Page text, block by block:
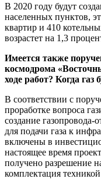
В 2020 году будут
населенных пунктов,
квартир и 410
возрастет на 1,3
Имеется также
космодрома
ходе работ? Когда газ
В соответствии с
проработке вопроса
создание газопровода-
для подачи газа к
включены в
настоящее время
получено разрешение
комплектация